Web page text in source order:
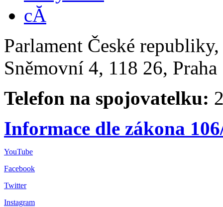
Parlament České
Sněmovní 4, 118 26,
Telefon na spojovatelku:
Informace dle zákona
YouTube
Facebook
Twitter
Instagram